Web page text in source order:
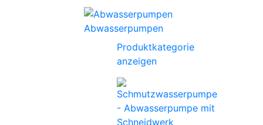
Abwasserpumpen
Produktkategorie
anzeigen